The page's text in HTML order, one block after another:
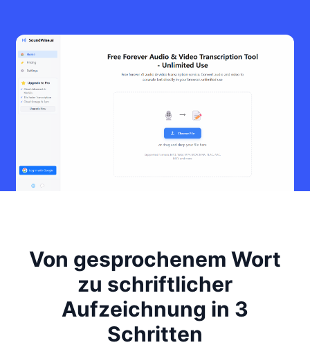
Von gesprochenem Wort
zu schriftlicher
Aufzeichnung in 3
Schritten